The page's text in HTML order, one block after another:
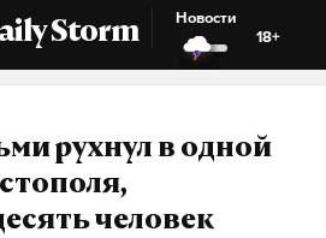
Storm
Новости
18+
рухнул в одной
человек